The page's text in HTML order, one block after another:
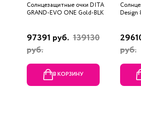
Солнцезащитные очки DITA
GRAND-EVO ONE Gold-BLK
97391 руб. 139130
руб.
В КОРЗИНУ
Design
руб.